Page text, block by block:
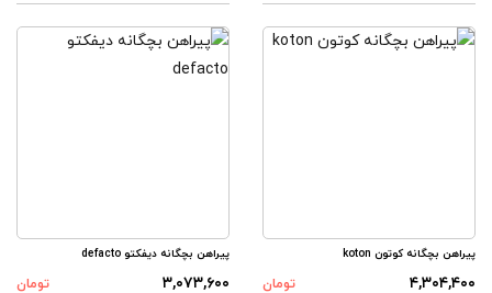
پیراهن بچگانه کوتون koton
۴,۳۰۴,۴۰۰
تومان
پیراهن بچگانه دیفکتو defacto
۳,۰۷۳,۶۰۰
تومان